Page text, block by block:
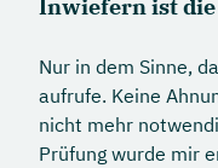
Inwiefern ist
Nur in dem Sinne,
aufrufe. Keine
nicht mehr
Prüfung wurde mir